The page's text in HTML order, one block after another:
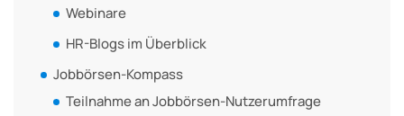
Webinare
HR-Blogs im Überblick
Jobbörsen-Kompass
Teilnahme an Jobbörsen-Nutzerumfrage